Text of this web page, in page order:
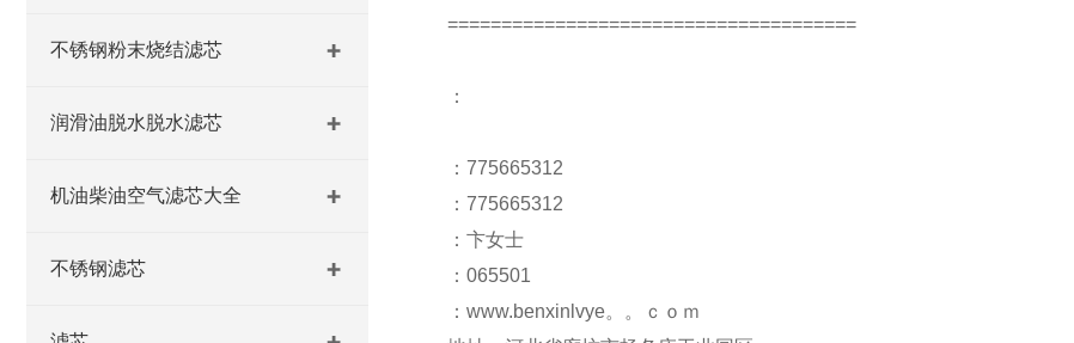
不锈钢粉末烧结滤芯
润滑油脱水脱水滤芯
机油柴油空气滤芯大全
不锈钢滤芯
======================================
：
：775665312
：775665312
：卞女士
：065501
：www.benxinlvye。。ｃｏｍ